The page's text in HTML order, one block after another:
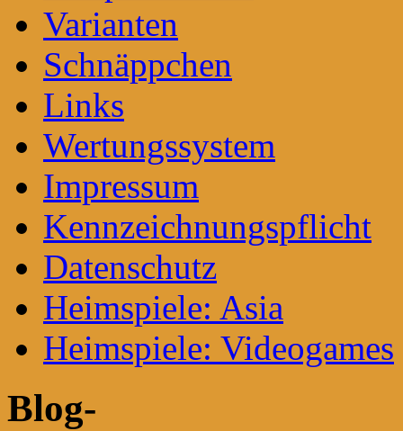
Varianten
Schnäppchen
Links
Wertungssystem
Impressum
Kennzeichnungspflicht
Datenschutz
Heimspiele: Asia
Heimspiele: Videogames
Blog-